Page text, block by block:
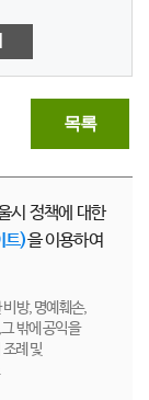
목록
시 정책에 대한
트)을 이용하여
비방, 명예훼손,
밖에 공익을
례 및